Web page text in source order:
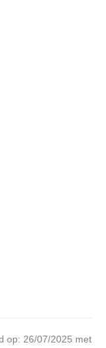
op: 26/07/2025 met